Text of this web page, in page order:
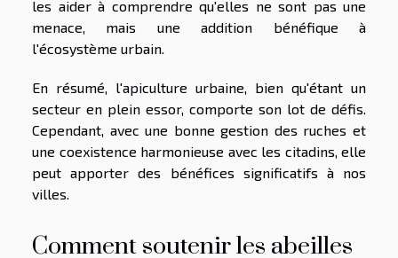
les aider à comprendre qu'elles ne sont pas une
menace, mais une addition bénéfique à
l'écosystème urbain.
En résumé, l'apiculture urbaine, bien qu'étant un
secteur en plein essor, comporte son lot de défis.
Cependant, avec une bonne gestion des ruches et
une coexistence harmonieuse avec les citadins, elle
peut apporter des bénéfices significatifs à nos
villes.
Comment soutenir les abeilles